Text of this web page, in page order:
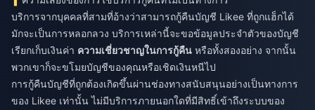
บริการจากบุคคลที่สามที่อ้างว่าสามารถกู้คืนบัญชี Likee ที่ถูกแฮ็กได้
มักจะเป็นการหลอกลวง บริการเหล่านี้จะขอข้อมูลประจำตัวของบัญชี
เรียกเก็บเงินค่า ความเชี่ยวชาญในการกู้คืน หรือทั้งสองอย่าง จากนั้น
พวกเขาก็จะขโมยบัญชีของคุณหรือเชิดเงินหนีไป
การกู้คืนบัญชีที่ถูกต้องเกิดขึ้นผ่านช่องทางสนับสนุนอย่างเป็นทางการ
ของ Likee เท่านั้น ไม่มีบริการภายนอกใดที่มีสิทธิ์เข้าถึงระบบของ